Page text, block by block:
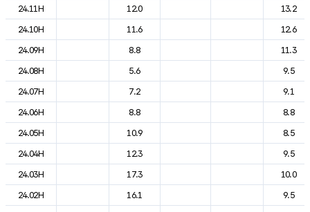
24.11H
12.0
13.2
24.10H
11.6
12.6
24.09H
8.8
11.3
24.08H
5.6
9.5
24.07H
7.2
9.1
24.06H
8.8
8.8
24.05H
10.9
8.5
24.04H
12.3
9.5
24.03H
17.3
10.0
24.02H
16.1
9.5